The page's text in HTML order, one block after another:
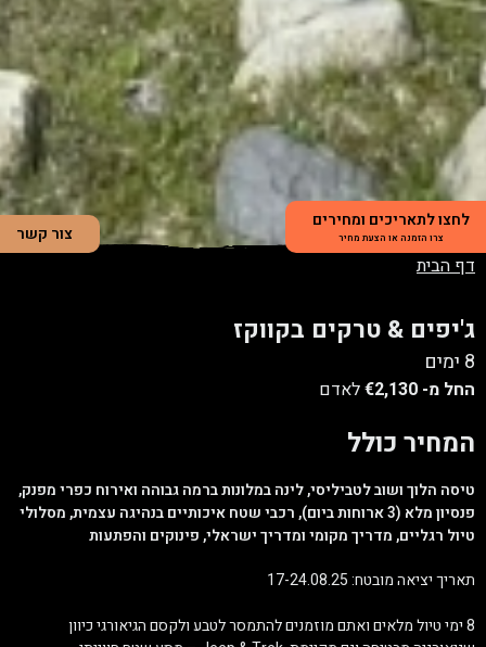
דף הבית
ג'יפים & טרקים בקווקז
8 ימים
החל מ- €2,130לאדם
המחיר כולל
טיסה הלוך ושוב לטביליסי, לינה במלונות ברמה גבוהה ואירוח כפרי מפנק,
פנסיון מלא (3 ארוחות ביום), רכבי שטח איכותיים בנהיגה עצמית, מסלולי
טיול רגליים, מדריך מקומי ומדריך ישראלי, פינוקים והפתעות
תאריך יציאה מובטח: 17-24.08.25
8 ימי טיול מלאים ואתם מוזמנים להתמסר לטבע ולקסם הגיאורגי כיוון
לחצו לתאריכים ומחירים
צרו הזמנה או הצעת מחיר צור קשר